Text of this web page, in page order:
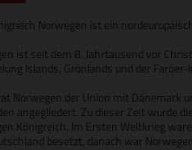
Norwegen ist ein
ist seit dem 8. Jahrtausend vor
Islands, Grönlands und der
Norwegen der Union mit Dänemark
angegliedert. Zu dieser Zeit wurde
Königreich. Im Ersten Weltkrieg
besetzt, danach war